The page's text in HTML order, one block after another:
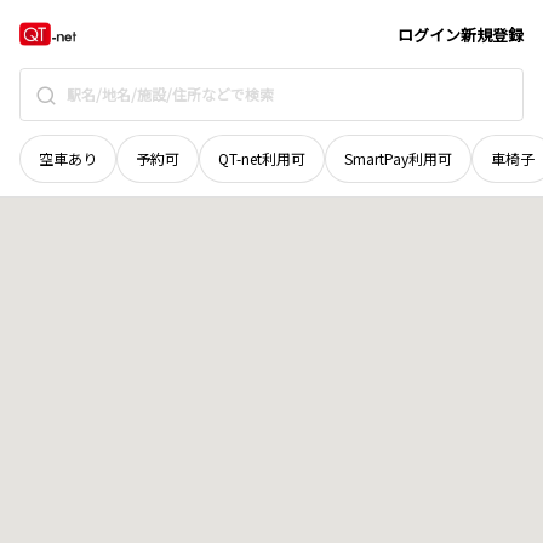
ログイン新規登録
空車あり 予約可 QT-net利用可 SmartPay利用可 車椅子
青森県